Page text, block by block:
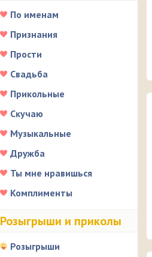
По именам
Признания
Прости
Свадьба
Прикольные
Скучаю
Музыкальные
Дружба
Ты мне нравишься
Комплименты
Розыгрыши и приколы
Розыгрыши